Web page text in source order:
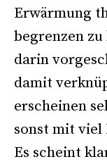
Erwärmung
begrenzen
darin
damit
erscheinen
sonst mit viel
Es scheint